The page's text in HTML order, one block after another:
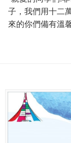
子，我們用十二
來的你們備有溫